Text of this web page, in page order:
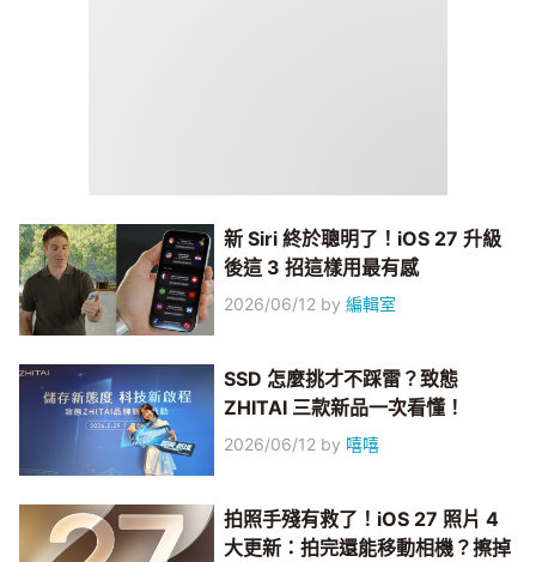
新 Siri 終於聰明了！iOS 27 升級
後這 3 招這樣用最有感
2026/06/12 by編輯室
SSD 怎麼挑才不踩雷？致態
ZHITAI 三款新品一次看懂！
2026/06/12 by 嘻嘻
拍照手殘有救了！iOS 27 照片 4
大更新：拍完還能移動相機？擦掉